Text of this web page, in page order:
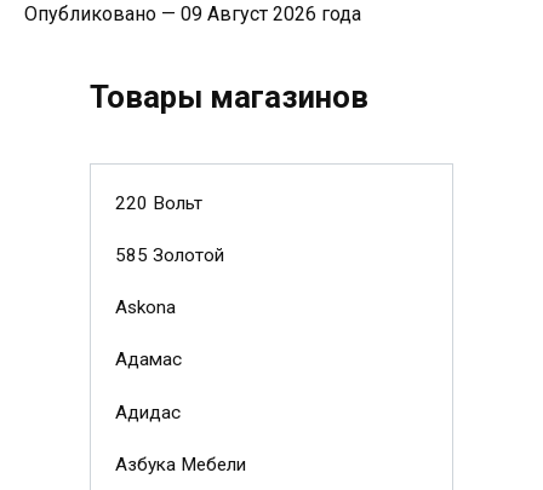
Опубликовано — 09 Август 2026 года
Товары магазинов
220 Вольт
585 Золотой
Askona
Адамас
Адидас
Азбука Мебели